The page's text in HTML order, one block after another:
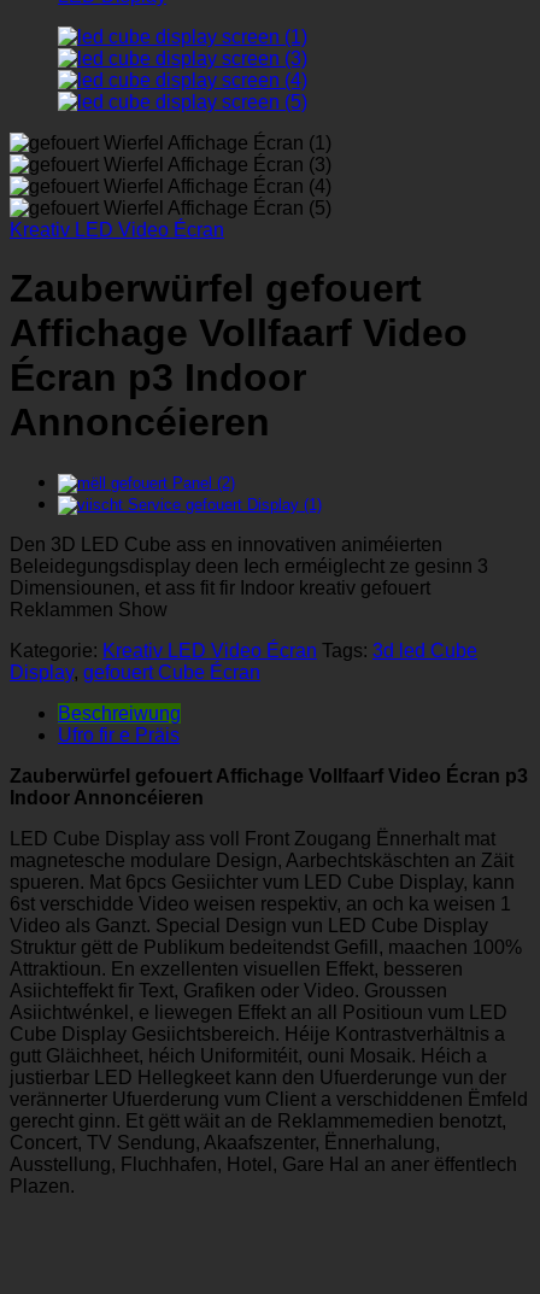
Kreativ LED Video Écran
Zauberwürfel gefouert
Affichage Vollfaarf Video
Écran p3 Indoor
Annoncéieren
Den 3D LED Cube ass en innovativen animéierten
Beleidegungsdisplay deen Iech erméiglecht ze gesinn 3
Dimensiounen, et ass fit fir Indoor kreativ gefouert
Reklammen Show
Kategorie: Kreativ LED Video Écran Tags: 3d led Cube
Display, gefouert Cube Écran
Beschreiwung
Ufro fir e Präis
Zauberwürfel gefouert Affichage Vollfaarf Video Écran p3
Indoor Annoncéieren
LED Cube Display ass voll Front Zougang Ënnerhalt mat
magnetesche modulare Design, Aarbechtskäschten an Zäit
spueren. Mat 6pcs Gesiichter vum LED Cube Display, kann
6st verschidde Video weisen respektiv, an och ka weisen 1
Video als Ganzt. Special Design vun LED Cube Display
Struktur gëtt de Publikum bedeitendst Gefill, maachen 100%
Attraktioun. En exzellenten visuellen Effekt, besseren
Asiichteffekt fir Text, Grafiken oder Video. Groussen
Asiichtwénkel, e liewegen Effekt an all Positioun vum LED
Cube Display Gesiichtsbereich. Héije Kontrastverhältnis a
gutt Gläichheet, héich Uniformitéit, ouni Mosaik. Héich a
justierbar LED Hellegkeet kann den Ufuerderunge vun der
verännerter Ufuerderung vum Client a verschiddenen Ëmfeld
gerecht ginn. Et gëtt wäit an de Reklammemedien benotzt,
Concert, TV Sendung, Akaafszenter, Ënnerhalung,
Ausstellung, Fluchhafen, Hotel, Gare Hal an aner ëffentlech
Plazen.